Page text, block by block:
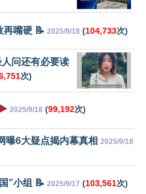
再嘴硬 📝 2025/9/18 (104,733次)
问还有必要读
次)
▶️ 2025/9/18 (99,192次)
曝6大疑点揭内幕真相 2025/9/18
”小组 📝 2025/9/17 (103,561次)